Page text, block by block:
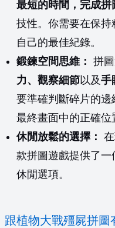
最短的時間，完成拼
技性。你需要在保
自己的最佳紀錄。
鍛鍊空間思維： 拼
力、觀察細節以及手
要準確判斷碎片的
最終畫面中的正確位
休閒放鬆的選擇：
款拼圖遊戲提供了
休閒選項。
跟植物大戰殭屍拼